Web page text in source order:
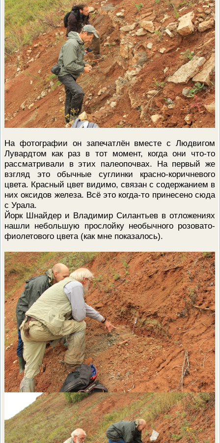
На фотографии он запечатлён вместе с Людвигом
Лувардтом как раз в тот момент, когда они что-то
рассматривали в этих палеопочвах. На первый же
взгляд это обычные суглинки красно-коричневого
цвета. Красный цвет видимо, связан с содержанием в
них оксидов железа. Всё это когда-то принесено сюда
с Урала.
Йорк Шнайдер и Владимир Силантьев в отложениях
нашли небольшую прослойку необычного розовато-
фиолетового цвета (как мне показалось).